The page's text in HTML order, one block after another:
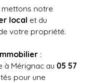
mettons notre
local et du
votre propriété.
:
à Mérignac au 05 57
pour une